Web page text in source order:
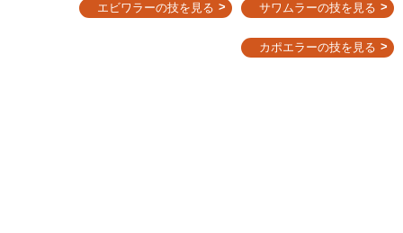
サワムラーの技を見る
エビワラーの技を見る
カポエラーの技を見る